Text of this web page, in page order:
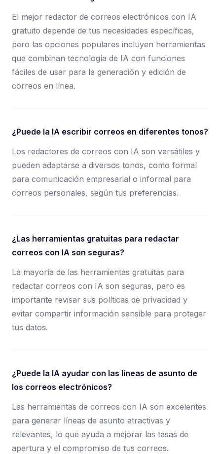
El mejor redactor de correos electrónicos con IA
gratuito depende de tus necesidades específicas,
pero las opciones populares incluyen herramientas
que combinan tecnología de IA con funciones
fáciles de usar para la generación y edición de
correos en línea.
¿Puede la IA escribir correos en diferentes tonos?
Los redactores de correos con IA son versátiles y
pueden adaptarse a diversos tonos, como formal
para comunicación empresarial o informal para
correos personales, según tus preferencias.
¿Las herramientas gratuitas para redactar
correos con IA son seguras?
La mayoría de las herramientas gratuitas para
redactar correos con IA son seguras, pero es
importante revisar sus políticas de privacidad y
evitar compartir información sensible para proteger
tus datos.
¿Puede la IA ayudar con las líneas de asunto de
los correos electrónicos?
Las herramientas de correos con IA son excelentes
para generar líneas de asunto atractivas y
relevantes, lo que ayuda a mejorar las tasas de
apertura y el compromiso de tus correos.